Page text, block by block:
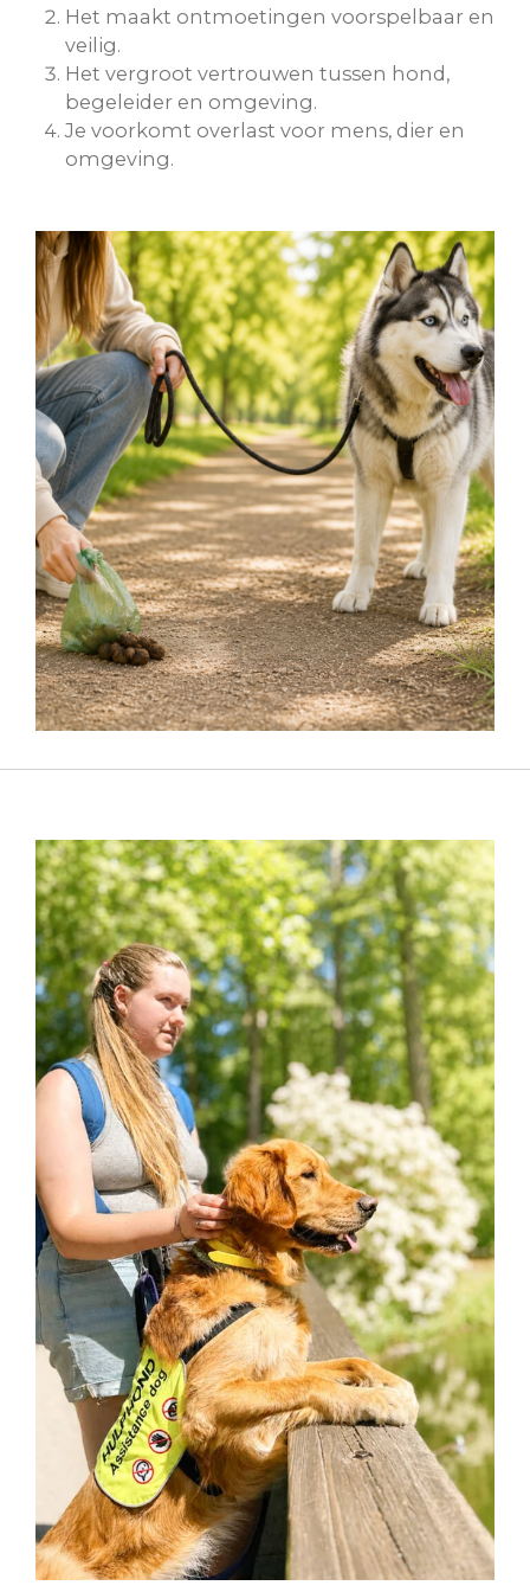
Het maakt ontmoetingen voorspelbaar en
veilig.
Het vergroot vertrouwen tussen hond,
begeleider en omgeving.
Je voorkomt overlast voor mens, dier en
omgeving.